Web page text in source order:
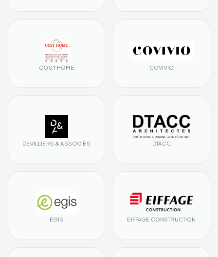
COSY HOME COVIVIO
DEVILLIERS & ASSOCIÉS DTACC
EGIS EIFFAGE CONSTRUCTION